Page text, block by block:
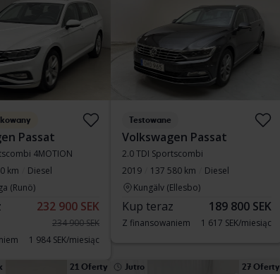
Passat
4MOTION
km
Diesel
(Runö)
232 900 SEK
234 900 SEK
1 984 SEK/miesiąc
Testowane
Volkswagen Passat
2.0 TDI Sportscombi
2019
137 580 km
Diesel
Kungälv (Ellesbo)
Kup teraz 189 800 SEK
Z finansowaniem 1 617 SEK/miesiąc
21 Oferty Jutro 27 Oferty